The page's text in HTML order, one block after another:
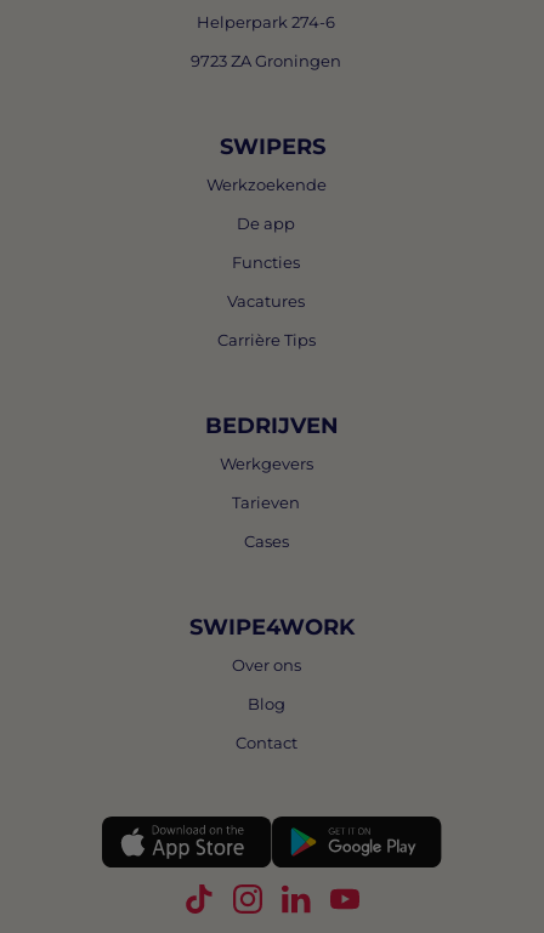
Helperpark 274-6
9723 ZA Groningen
SWIPERS
Werkzoekende
De app
Functies
Vacatures
Carrière Tips
BEDRIJVEN
Werkgevers
Tarieven
Cases
SWIPE4WORK
Over ons
Blog
Contact
Volg Swipe4Work op TikTok
Volg Swipe4Work op
Volg Swipe4Work op
Volg Swipe4Work